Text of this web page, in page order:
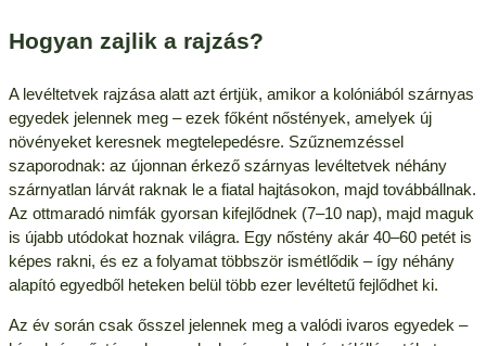
Hogyan zajlik a rajzás?
A levéltetvek rajzása alatt azt értjük, amikor a kolóniából szárnyas
egyedek jelennek meg – ezek főként nőstények, amelyek új
növényeket keresnek megtelepedésre. Szűznemzéssel
szaporodnak: az újonnan érkező szárnyas levéltetvek néhány
szárnyatlan lárvát raknak le a fiatal hajtásokon, majd továbbállnak.
Az ottmaradó nimfák gyorsan kifejlődnek (7–10 nap), majd maguk
is újabb utódokat hoznak világra. Egy nőstény akár 40–60 petét is
képes rakni, és ez a folyamat többször ismétlődik – így néhány
alapító egyedből heteken belül több ezer levéltetű fejlődhet ki.
Az év során csak ősszel jelennek meg a valódi ivaros egyedek –